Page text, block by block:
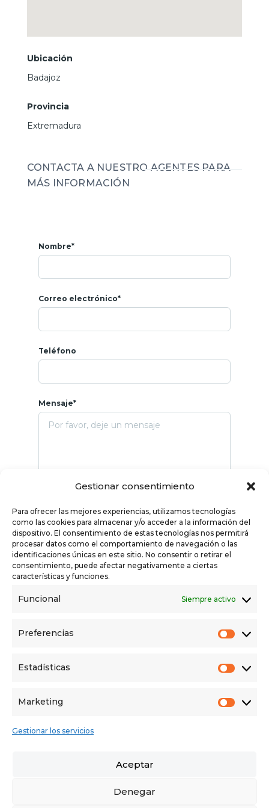
Gestionar consentimiento
Para ofrecer las mejores experiencias, utilizamos tecnologías
como las cookies para almacenar y/o acceder a la información del
dispositivo. El consentimiento de estas tecnologías nos permitirá
procesar datos como el comportamiento de navegación o las
identificaciones únicas en este sitio. No consentir o retirar el
consentimiento, puede afectar negativamente a ciertas
características y funciones.
Funcional Siempre activo
Preferencias
Estadísticas
Marketing
Gestionar los servicios
Aceptar
Denegar
Ubicación
Badajoz
Provincia
Extremadura
CONTACTA A NUESTRO AGENTES PARA
MÁS INFORMACIÓN
Nombre*
Correo electrónico*
Teléfono
Mensaje*
POLÍTICA DE PRIVACIDAD
POLÍTICA CANAL DEL INFORMANTE